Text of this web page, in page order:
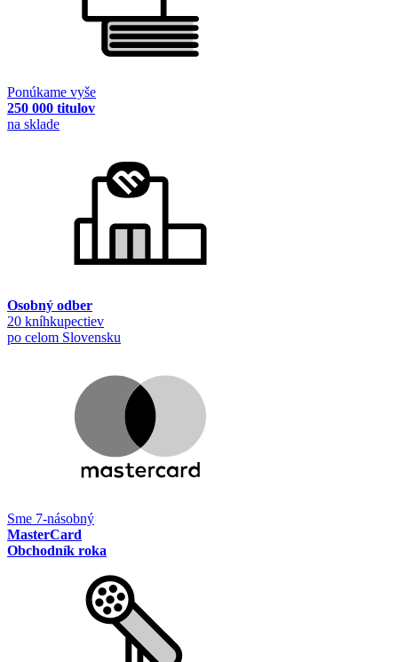
Ponúkame vyše
250 000 titulov
na sklade
Osobný odber
20 kníhkupectiev
po celom Slovensku
Sme 7-násobný
MasterCard
Obchodník roka